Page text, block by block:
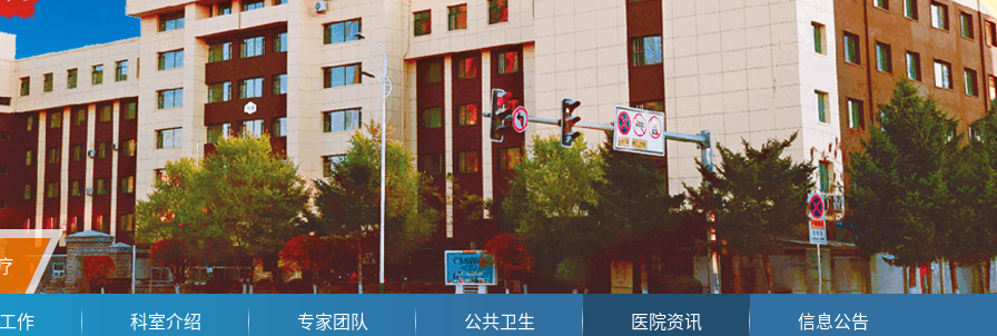
作 科室介绍 专家团队 公共卫生 医院资讯 信息公告